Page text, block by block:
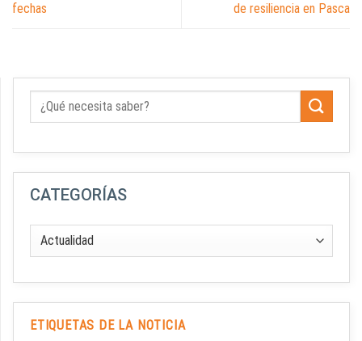
fechas
de resiliencia en Pasca
CATEGORÍAS
ETIQUETAS DE LA NOTICIA